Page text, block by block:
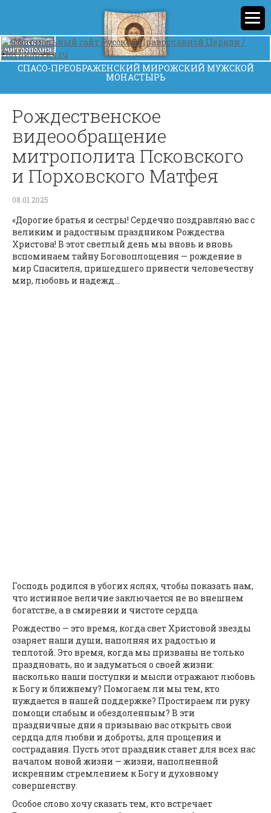
СПАСО-ПРЕОБРАЖЕНСКИЙ МИРОЖСКИЙ МУЖСКОЙ
МОНАСТЫРЬ
Рождественское
видеообращение
митрополита Псковского
и Порховского Матфея
08.01.2025
«Дорогие братья и сестры! Сердечно поздравляю вас с
великим и радостным праздником Рождества
Христова! В этот светлый день мы вновь и вновь
вспоминаем тайну Боговоплощения — рождение в
мир Спасителя, пришедшего принести человечеству
мир, любовь и надежд...
Господь родился в убогих яслях, чтобы показать нам,
что истинное величие заключается не во внешнем
богатстве, а в смирении и чистоте сердца.
Рождество — это время, когда свет Христовой звезды
озаряет наши души, наполняя их радостью и
теплотой. Это время, когда мы призваны не только
праздновать, но и задуматься о своей жизни:
насколько наши поступки и мысли отражают любовь
к Богу и ближнему? Помогаем ли мы тем, кто
нуждается в нашей поддержке? Простираем ли руку
помощи слабым и обездоленным? В эти
праздничные дни я призываю вас открыть свои
сердца для любви и доброты, для прощения и
сострадания. Пусть этот праздник станет для всех нас
началом новой жизни — жизни, наполненной
искренним стремлением к Богу и духовному
совершенству.
Особое слово хочу сказать тем, кто встречает